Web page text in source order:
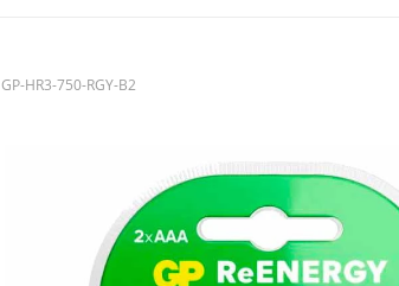
GP-HR3-750-RGY-B2